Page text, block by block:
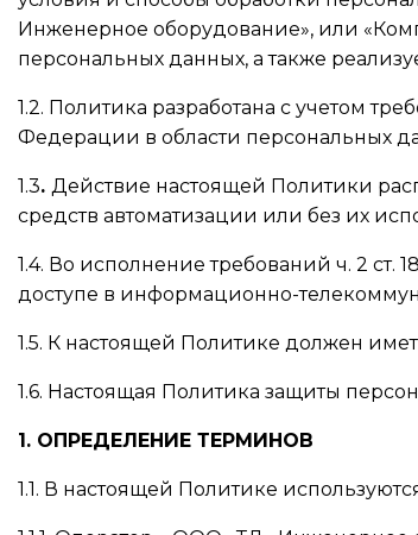
Инженерное оборудование», или
персональных данных, а также
1.2. Политика разработана с учетом
Федерации в области персональных
1.3. Действие настоящей Политики
средств автоматизации или без их
1.4. Во исполнение требований ч. 2
доступе в информационно-
1.5. К настоящей Политике должен
1.6. Настоящая Политика защиты
1. ОПРЕДЕЛЕНИЕ ТЕРМИНОВ
1.1. В настоящей Политике